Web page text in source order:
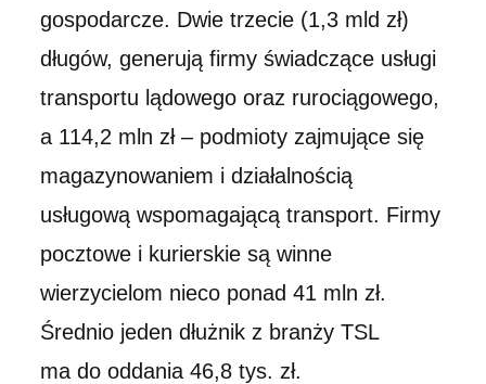
gospodarcze. Dwie trzecie (1,3 mld zł)
długów, generują firmy świadczące usługi
transportu lądowego oraz rurociągowego,
a 114,2 mln zł – podmioty zajmujące się
magazynowaniem i działalnością
usługową wspomagającą transport. Firmy
pocztowe i kurierskie są winne
wierzycielom nieco ponad 41 mln zł.
Średnio jeden dłużnik z branży TSL
ma do oddania 46,8 tys. zł.